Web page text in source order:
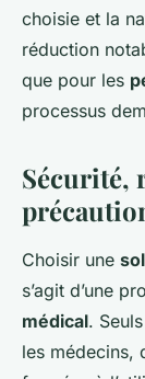
choisie et la
réduction
que pour les
processus
Sécurité,
Choisir une
s’agit d’une
médical.
les médecins,